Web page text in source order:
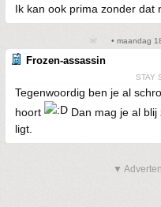
Ik kan ook prima zonder dat
• maandag
Frozen-assassin
STAY
Tegenwoordig ben je al
hoort
Dan mag je al
ligt.
▼